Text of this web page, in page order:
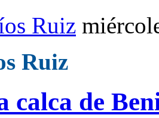
Ruiz
Ruiz
calca de